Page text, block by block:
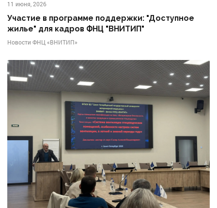
11 июня, 2026
Участие в программе поддержки: "Доступное
жилье" для кадров ФНЦ "ВНИТИП"
Новости ФНЦ «ВНИТИП»